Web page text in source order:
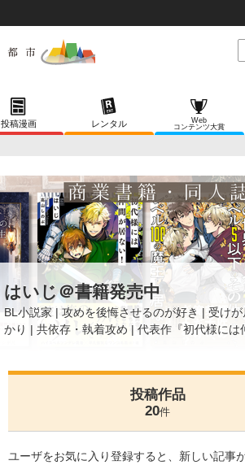
投稿漫画 レンタル
Web
コンテンツ大賞
はいじ＠書籍発売中
BL小説家 | 攻めを後悔させるのが好き | 受け
かり | 共依存・執着攻め | 代表作『初代様には
投稿作品
20件
ユーザをお気に入り登録すると、新しい記事